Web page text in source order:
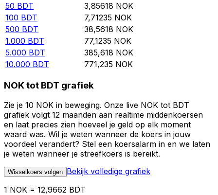
50 BDT 3,85618 NOK
100 BDT 7,71235 NOK
500 BDT 38,5618 NOK
1.000 BDT 77,1235 NOK
5.000 BDT 385,618 NOK
10.000 BDT 771,235 NOK
NOK tot BDT grafiek
Zie je 10 NOK in beweging. Onze live NOK tot BDT
grafiek volgt 12 maanden aan realtime middenkoersen
en laat precies zien hoeveel je geld op elk moment
waard was. Wil je weten wanneer de koers in jouw
voordeel verandert? Stel een koersalarm in en we laten
je weten wanneer je streefkoers is bereikt.
Wisselkoers volgen Bekijk volledige grafiek
1 NOK = 12,9662 BDT